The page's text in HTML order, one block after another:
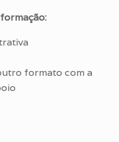
formato com a